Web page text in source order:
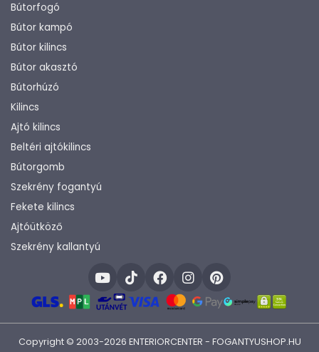
Bútorfogó
Bútor kampó
Bútor kilincs
Bútor akasztó
Bútorhúzó
Kilincs
Ajtó kilincs
Beltéri ajtókilincs
Bútorgomb
Szekrény fogantyú
Fekete kilincs
Ajtóütköző
Szekrény kallantyú
Copyright © 2003-2026 ENTERIORCENTER - FOGANTYUSHOP.HU